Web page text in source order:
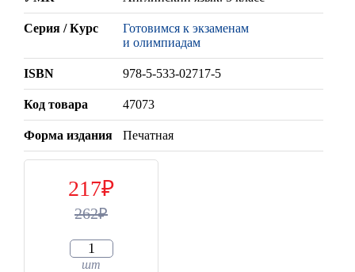
Серия / Курс
Готовимся к экзаменам
и олимпиадам
ISBN 978-5-533-02717-5
Код товара 47073
Форма издания Печатная
217
262
шт